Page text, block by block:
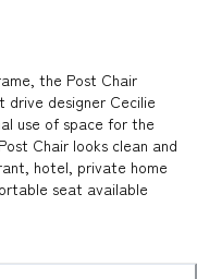
the Post Chair
drive designer Cecilie
use of space for the
Chair looks clean and
hotel, private home
seat available